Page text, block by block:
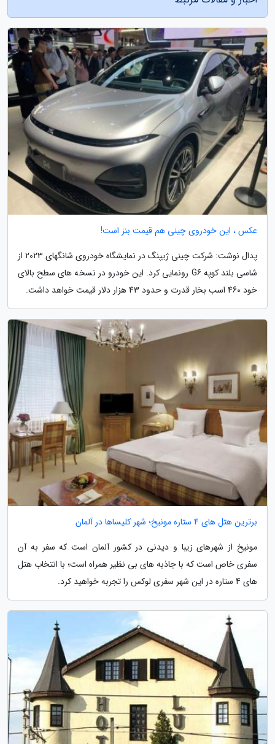
عکس ، این خودروی چینی هم قیمت بنز است!
پدال نوشت: شرکت چینی ژیپنگ در نمایشگاه خودروی شانگهای 2023 از
شاسی بلند کوپه G6 رونمایی کرد. این خودرو در نسخه های سطح بالای
خود 460 اسب بخار قدرت و حدود 43 هزار دلار قیمت خواهد داشت.
برترین هتل های 4 ستاره مونیخ؛ شهر کلیساها در آلمان
مونیخ از شهرهای زیبا و دیدنی در کشور آلمان است که سفر به آن
سفری خاص است که با جاذبه های بی نظیر همراه است؛ با انتخاب هتل
های 4 ستاره در این شهر سفری لوکس را تجربه خواهید کرد.